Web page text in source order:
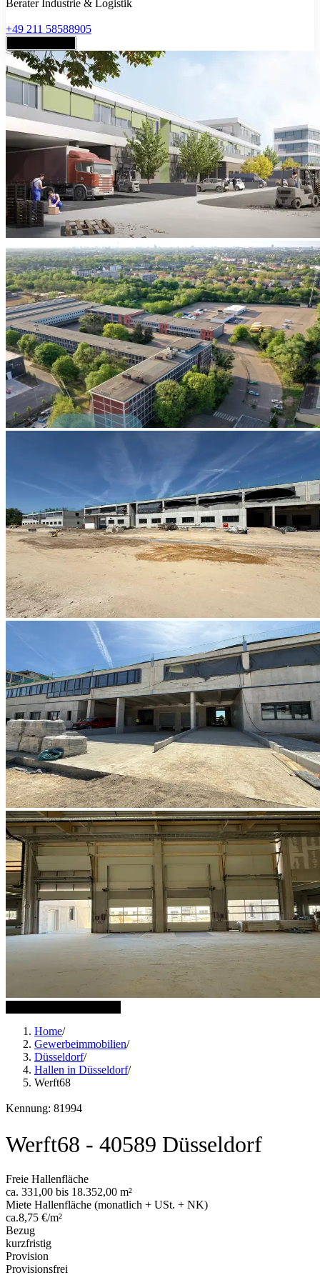
Berater Industrie & Logistik
+49 211 58588905
Home/
Gewerbeimmobilien/
Düsseldorf/
Hallen in Düsseldorf/
Werft68
Kennung: 81994
Werft68 - 40589 Düsseldorf
Freie Hallenfläche
ca. 331,00 bis 18.352,00 m²
Miete Hallenfläche (monatlich + USt. + NK)
ca.8,75 €/m²
Bezug
kurzfristig
Provision
Provisionsfrei